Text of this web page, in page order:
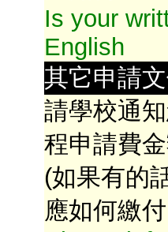
Is your
English
其它申請
請學校通
程申請費
(如果有的
應如何繳付